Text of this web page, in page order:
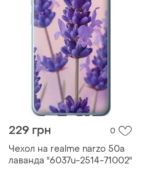
229 грн 0
Чехол на realme narzo 50a
лаванда "6037u-2514-71002"